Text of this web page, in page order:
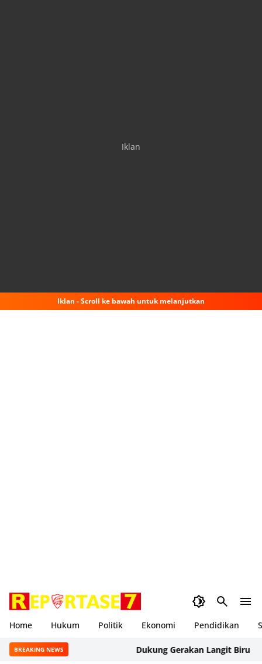
Iklan
Iklan - Scroll ke bawah untuk melanjutkan
Home Hukum Politik Ekonomi Pendidikan
BREAKING NEWS Dukung Gerakan Langit Biru